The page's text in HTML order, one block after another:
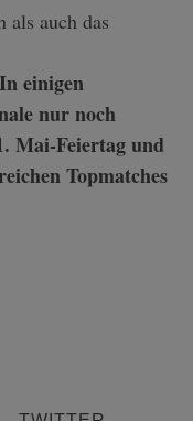
auch das
In einigen
nur noch
Mai-Feiertag und
Topmatches